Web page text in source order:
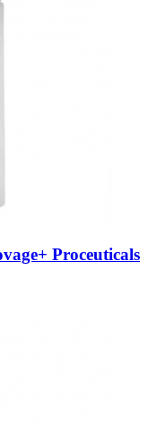
Proceuticals